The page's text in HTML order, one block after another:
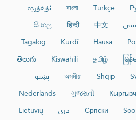
ئۇيغۇرچە
বাংলা Türkçe
සිංහල
हिन्दी 中文
Tagalog
Kurdî Hausa
తెలుగు
Kiswahili தமிழ் မြန်
پښتو
অসমীয়া Shqip
Nederlands
ગુજરાતી
Lietuvių
دری Српски